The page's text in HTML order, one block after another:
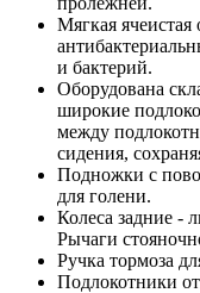
Мягкая
и бактерий.
Оборудована
широкие
между
сидения,
Подножки с
для голени.
Колеса задние -
Рычаги
Ручка тормоза
Подлокотники